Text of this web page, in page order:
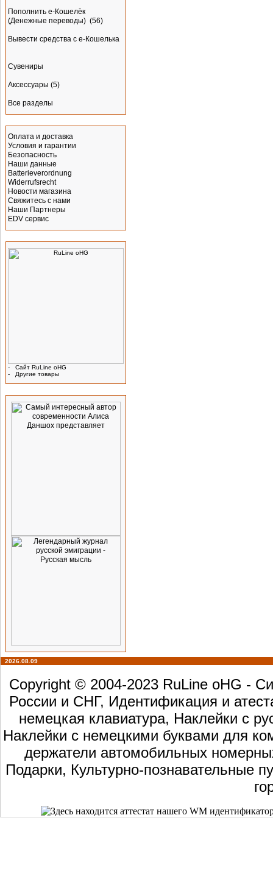
Пополнить e-Кошелёк
(Денежные переводы) (56)
Вывести средства с е-Кошелька
Сувениры
Аксессуары (5)
Все разделы
Оплата и доставка
Условия и гарантии
Безопасность
Наши данные
Batterieverordnung
Widerrufsrecht
Новости магазина
Свяжитесь с нами
Наши Партнеры
EDV сервис
-
Сайт RuLine oHG
-
Другие товары
2026.08.09
Copyright © 2004-2023 RuLine oHG -
России и СНГ, Идентификация и
немецкая клавиатура, Наклейки с
Наклейки с немецкими буквами для
держатели автомобильных
Подарки, Культурно-познавательные